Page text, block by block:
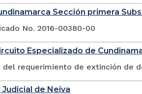
Sección primera
No. 2016-00380-00
Especializado de
del requerimiento de extinción de
de Neiva